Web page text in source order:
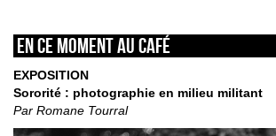
En ce moment au café
EXPOSITION
Sororité : photographie en milieu militant
Par Romane Tourral